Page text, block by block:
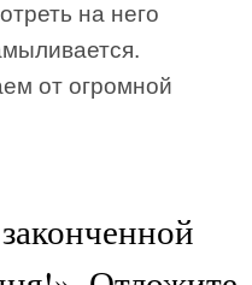
на него
от огромной